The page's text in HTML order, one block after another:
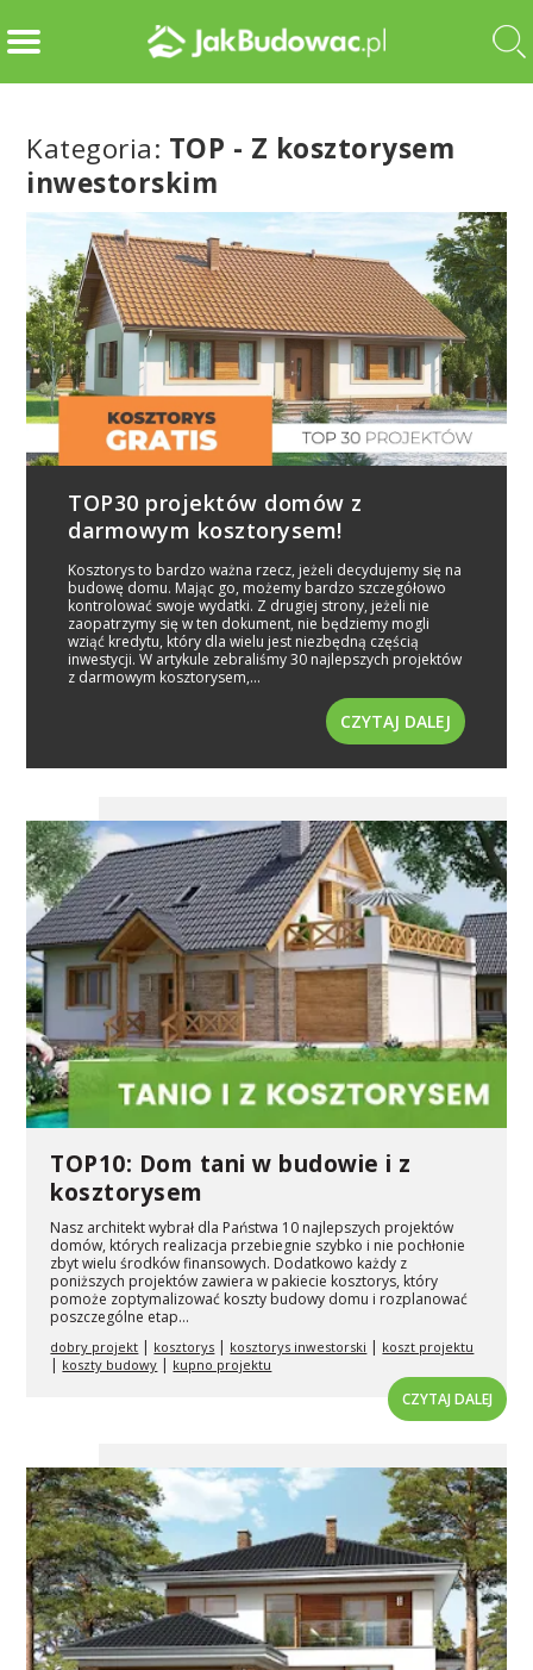
Kategoria: TOP - Z kosztorysem
inwestorskim
TOP30 projektów domów z
darmowym kosztorysem!
Kosztorys to bardzo ważna rzecz, jeżeli decydujemy się na
budowę domu. Mając go, możemy bardzo szczegółowo
kontrolować swoje wydatki. Z drugiej strony, jeżeli nie
zaopatrzymy się w ten dokument, nie będziemy mogli
wziąć kredytu, który dla wielu jest niezbędną częścią
inwestycji. W artykule zebraliśmy 30 najlepszych projektów
z darmowym kosztorysem,...
CZYTAJ DALEJ
TOP10: Dom tani w budowie i z
kosztorysem
Nasz architekt wybrał dla Państwa 10 najlepszych projektów
domów, których realizacja przebiegnie szybko i nie pochłonie
zbyt wielu środków finansowych. Dodatkowo każdy z
poniższych projektów zawiera w pakiecie kosztorys, który
pomoże zoptymalizować koszty budowy domu i rozplanować
poszczególne etap...
dobry projekt kosztorys kosztorys inwestorski koszt projektu
koszty budowy kupno projektu
CZYTAJ DALEJ